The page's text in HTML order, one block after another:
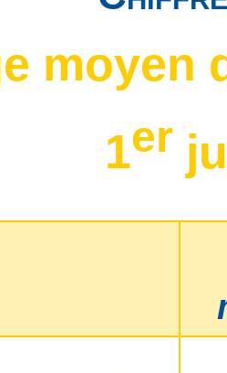
moyen
1er